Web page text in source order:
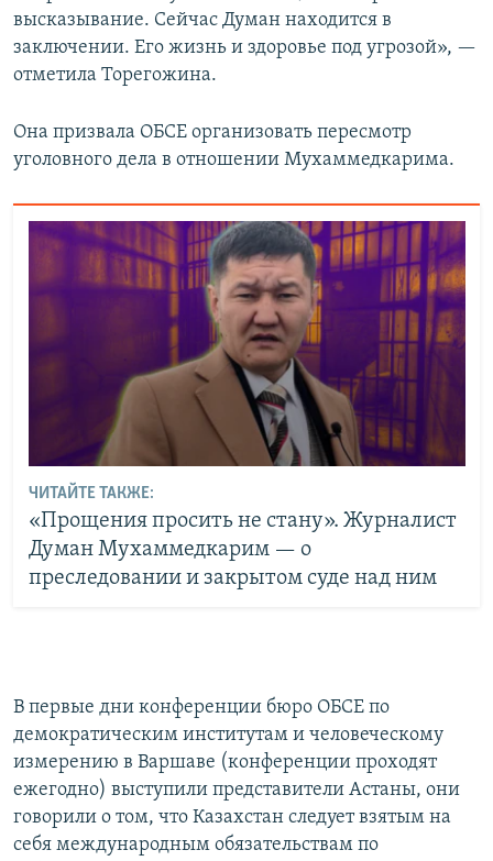
высказывание. Сейчас Думан находится в
заключении. Его жизнь и здоровье под угрозой», —
отметила Торегожина.
Она призвала ОБСЕ организовать пересмотр
уголовного дела в отношении Мухаммедкарима.
ЧИТАЙТЕ ТАКЖЕ:
«Прощения просить не стану». Журналист
Думан Мухаммедкарим — о
преследовании и закрытом суде над ним
В первые дни конференции бюро ОБСЕ по
демократическим институтам и человеческому
измерению в Варшаве (конференции проходят
ежегодно) выступили представители Астаны, они
говорили о том, что Казахстан следует взятым на
себя международным обязательствам по